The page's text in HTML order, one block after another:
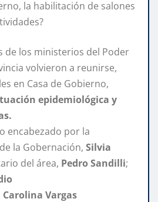
la habilitación de salones
de los ministerios del Poder
volvieron a reunirse,
en Casa de Gobierno,
epidemiológica y
encabezado por la
la Gobernación, Silvia
del área, Pedro Sandilli;
Carolina Vargas